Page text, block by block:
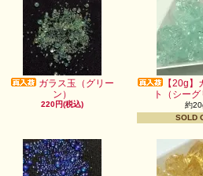
ガラス玉（グリー
ン）
220円(税込)
【20g】
ト（シーグ
約
SOLD